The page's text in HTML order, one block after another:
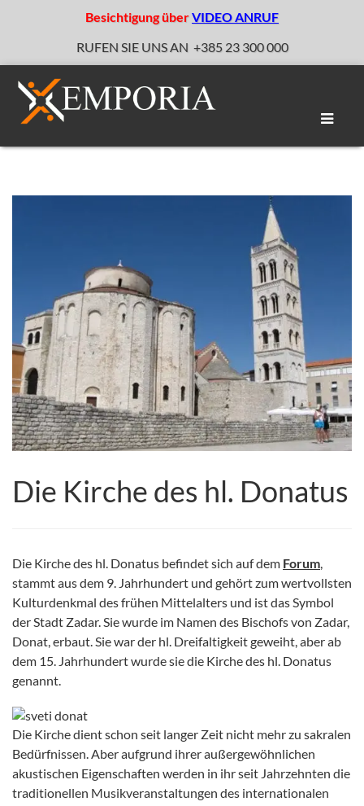
Besichtigung überVIDEO ANRUF
RUFEN SIE UNS AN +385 23 300 000
Die Kirche des hl. Donatus
Die Kirche des hl. Donatus befindet sich auf dem Forum
stammt aus dem 9. Jahrhundert und gehört zum wertvollsten
Kulturdenkmal des frühen Mittelalters und ist das Symbol
der Stadt Zadar. Sie wurde im Namen des Bischofs von Zadar,
Donat, erbaut. Sie war der hl. Dreifaltigkeit geweiht, aber ab
dem 15. Jahrhundert wurde sie die Kirche des hl. Donatus
genannt.
Die Kirche dient schon seit langer Zeit nicht mehr zu sakralen
Bedürfnissen. Aber aufgrund ihrer außergewöhnlichen
akustischen Eigenschaften werden in ihr seit Jahrzehnten die
traditionellen Musikveranstaltungen des internationalen